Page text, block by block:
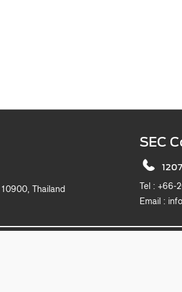
Thailand
SEC
1207
Tel :
Email :